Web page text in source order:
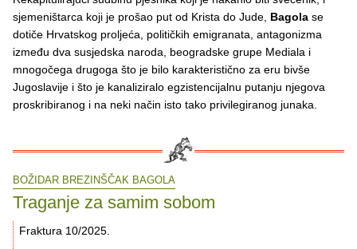
sjemeništarca koji je prošao put od Krista do Jude, Bagola se
dotiče Hrvatskog proljeća, političkih emigranata, antagonizma
između dva susjedska naroda, beogradske grupe Mediala i
mnogočega drugoga što je bilo karakteristično za eru bivše
Jugoslavije i što je kanaliziralo egzistencijalnu putanju njegova
proskribiranog i na neki način isto tako privilegiranog junaka.
BOŽIDAR BREZINŠČAK BAGOLA
Traganje za samim sobom
Fraktura 10/2025.